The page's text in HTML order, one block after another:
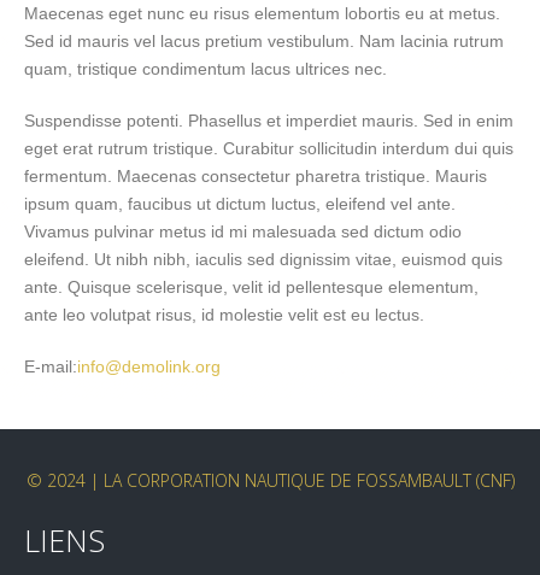
Maecenas eget nunc eu risus elementum lobortis eu at metus.
Sed id mauris vel lacus pretium vestibulum. Nam lacinia rutrum
quam, tristique condimentum lacus ultrices nec.
Suspendisse potenti. Phasellus et imperdiet mauris. Sed in enim
eget erat rutrum tristique. Curabitur sollicitudin interdum dui quis
fermentum. Maecenas consectetur pharetra tristique. Mauris
ipsum quam, faucibus ut dictum luctus, eleifend vel ante.
Vivamus pulvinar metus id mi malesuada sed dictum odio
eleifend. Ut nibh nibh, iaculis sed dignissim vitae, euismod quis
ante. Quisque scelerisque, velit id pellentesque elementum,
ante leo volutpat risus, id molestie velit est eu lectus.
E-mail:info@demolink.org
© 2024 | LA CORPORATION NAUTIQUE DE FOSSAMBAULT (CNF)
LIENS